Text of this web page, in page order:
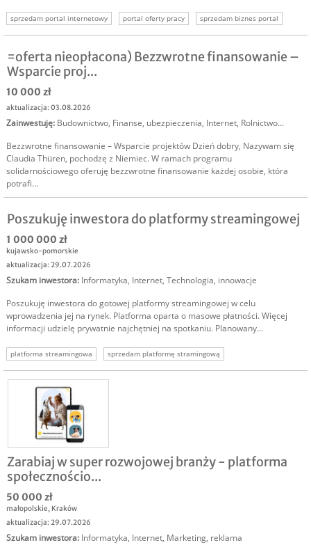
sprzedam portal internetowy portal oferty pracy
sprzedam biznes portal
sprzedam biznes internet
sprzedam biznes online
=oferta nieopłacona) Bezzwrotne finansowanie –
Wsparcie proj...
10 000 zł
aktualizacja: 03.08.2026
Zainwestuję: Budownictwo, Finanse, ubezpieczenia, Internet, Rolnictwo...
Bezzwrotne finansowanie – Wsparcie projektów Dzień dobry, Nazywam się
Claudia Thüren, pochodzę z Niemiec. W ramach programu
solidarnościowego oferuję bezzwrotne finansowanie każdej osobie, która
potrafi...
Poszukuję inwestora do platformy streamingowej
1 000 000 zł
kujawsko-pomorskie
aktualizacja: 29.07.2026
Szukam inwestora: Informatyka, Internet, Technologia, innowacje
Poszukuję inwestora do gotowej platformy streamingowej w celu
wprowadzenia jej na rynek. Platforma oparta o masowe płatności. Więcej
informacji udzielę prywatnie najchętniej na spotkaniu. Planowany...
platforma streamingowa sprzedam platformę stramingową
Zarabiaj w super rozwojowej branży - platforma
społecznościo...
50 000 zł
małopolskie, Kraków
aktualizacja: 29.07.2026
Szukam inwestora: Informatyka, Internet, Marketing, reklama